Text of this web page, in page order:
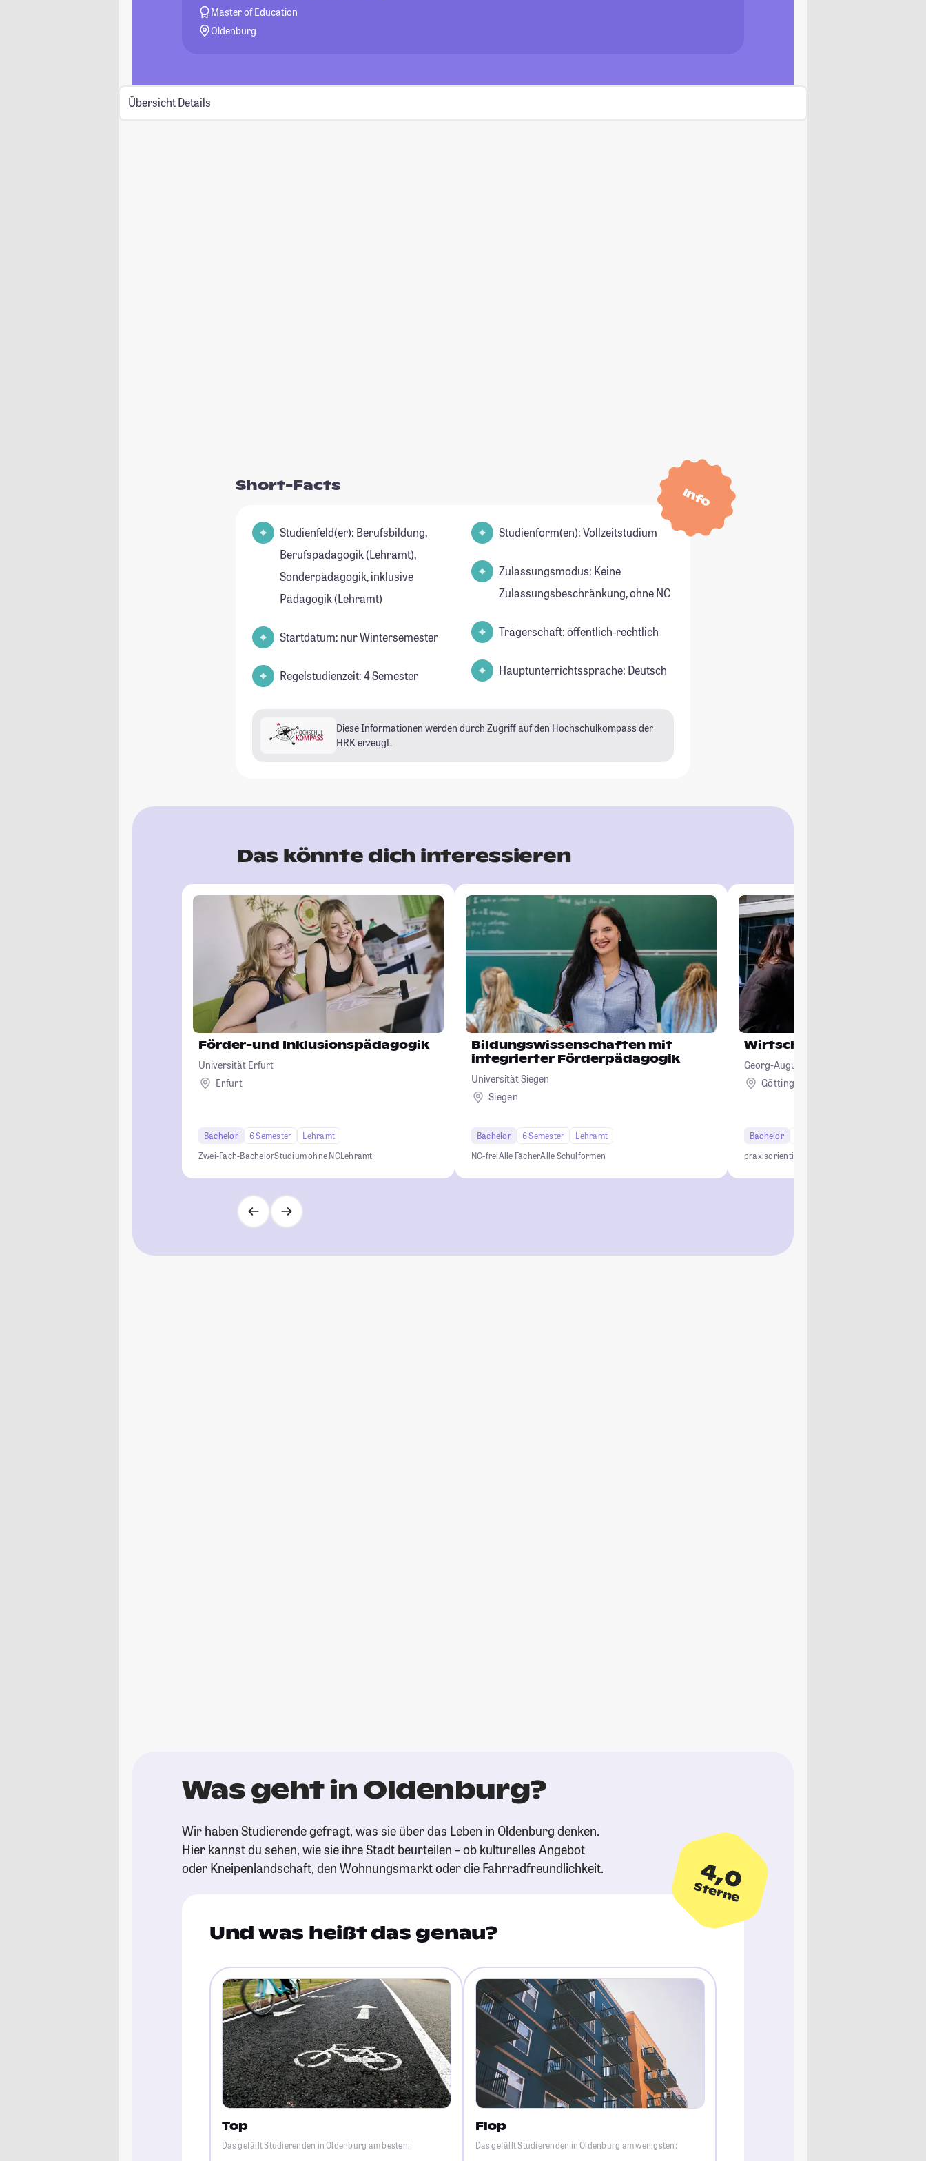
Master of Education
Oldenburg
Übersicht Details
Info
Short-Facts
Studienfeld(er): Berufsbildung,
Berufspädagogik (Lehramt),
Sonderpädagogik, inklusive
Pädagogik (Lehramt)
Startdatum: nur Wintersemester
Regelstudienzeit: 4 Semester
Studienform(en): Vollzeitstudium
Zulassungsmodus: Keine
Zulassungsbeschränkung, ohne NC
Trägerschaft: öffentlich-rechtlich
Hauptunterrichtssprache: Deutsch
Diese Informationen werden durch Zugriff auf den Hochschulkompass der
HRK erzeugt.
Das könnte dich interessieren
Förder-und Inklusionspädagogik
Universität Erfurt
Erfurt
Bachelor 6 Semester
Lehramt
Zwei-Fach-BachelorStudium ohne NCLehramt
Bildungswissenschaften mit
integrierter Förderpädagogik
Universität Siegen
Siegen
Bachelor 6 Semester
Lehramt
NC-freiAlle FächerAlle Schulformen
Wirtschaftspädagogik
Georg-August-Universität Göttingen
Göttingen
Bachelor
praxisorientiert
Was geht in Oldenburg?
Wir haben Studierende gefragt, was sie über das Leben in Oldenburg denken.
Hier kannst du sehen, wie sie ihre Stadt beurteilen – ob kulturelles Angebot
oder Kneipenlandschaft, den Wohnungsmarkt oder die Fahrradfreundlichkeit.
4,0
Sterne
Und was heißt das genau?
Top
Das gefällt Studierenden in Oldenburg am besten:
Flop
Das gefällt Studierenden in Oldenburg am wenigsten: